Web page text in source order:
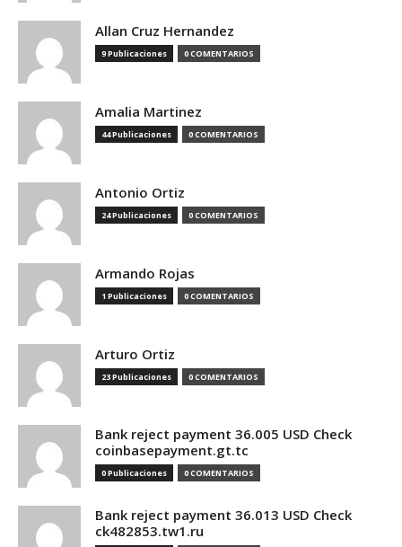
Allan Cruz Hernandez
9 Publicaciones 0 COMENTARIOS
Amalia Martinez
44 Publicaciones 0 COMENTARIOS
Antonio Ortiz
24 Publicaciones 0 COMENTARIOS
Armando Rojas
1 Publicaciones 0 COMENTARIOS
Arturo Ortiz
23 Publicaciones 0 COMENTARIOS
Bank reject payment 36.005 USD Check
coinbasepayment.gt.tc
0 Publicaciones 0 COMENTARIOS
Bank reject payment 36.013 USD Check
ck482853.tw1.ru